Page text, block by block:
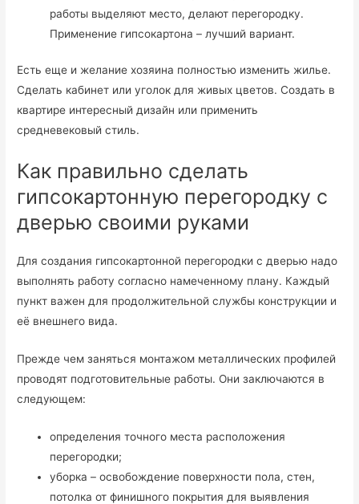
работы выделяют место, делают перегородку.
Применение гипсокартона – лучший вариант.
Есть еще и желание хозяина полностью изменить жилье.
Сделать кабинет или уголок для живых цветов. Создать в
квартире интересный дизайн или применить
средневековый стиль.
Как правильно сделать
гипсокартонную перегородку с
дверью своими руками
Для создания гипсокартонной перегородки с дверью надо
выполнять работу согласно намеченному плану. Каждый
пункт важен для продолжительной службы конструкции и
её внешнего вида.
Прежде чем заняться монтажом металлических профилей
проводят подготовительные работы. Они заключаются в
следующем:
определения точного места расположения
перегородки;
уборка – освобождение поверхности пола, стен,
потолка от финишного покрытия для выявления